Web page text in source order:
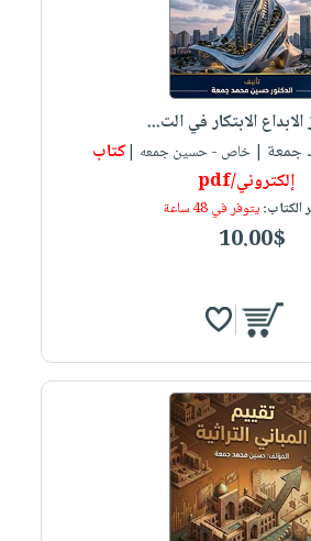
الابداع الابتكار في الت...
جمعة | خاص - حسين جمعه |كتاب
إلكتروني/pdf
الكتاب:يتوفر في 48 ساعة
10.00$